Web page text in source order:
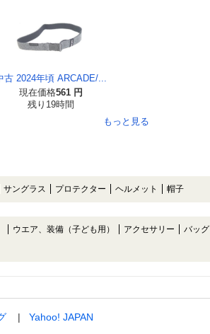
古 2024年頃 ARCADE/...
現在価格561 円
残り19時間
もっと見る
サングラス プロテクター ヘルメット 帽子
ウエア、装備（子ども用） アクセサリー
バッグ
Yahoo! JAPAN